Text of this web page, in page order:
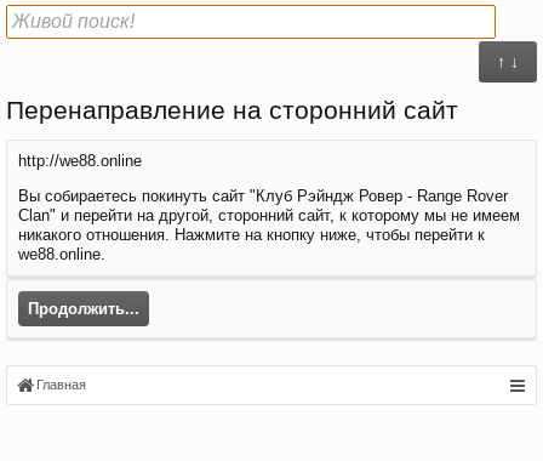
↑ ↓
Перенаправление на сторонний сайт
http://we88.online
Вы собираетесь покинуть сайт "Клуб Рэйндж Ровер - Range Rover
Clan" и перейти на другой, сторонний сайт, к которому мы не имеем
никакого отношения. Нажмите на кнопку ниже, чтобы перейти к
we88.online.
Продолжить...
Главная